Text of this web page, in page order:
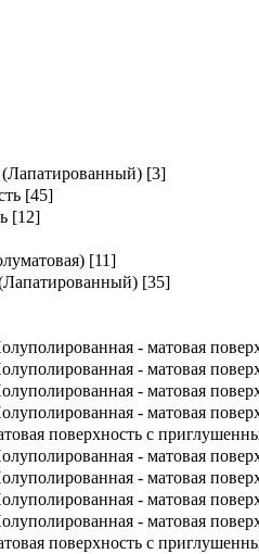
[3]
[45]
[12]
[11]
[35]
- матовая
- матовая
- матовая
- матовая
поверхность с
- матовая
- матовая
- матовая
- матовая
поверхность с